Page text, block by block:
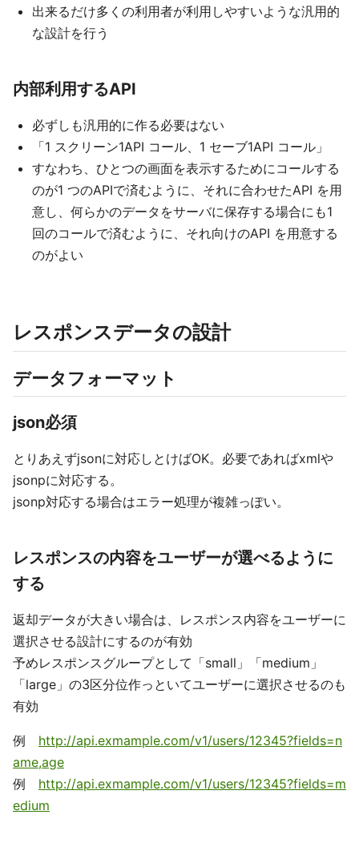
出来るだけ多くの利用者が利用しやすいような汎用的
な設計を行う
内部利用するAPI
必ずしも汎用的に作る必要はない
「1 スクリーン1API コール、1 セーブ1API コール」
すなわち、ひとつの画面を表示するためにコールする
のが1 つのAPIで済むように、それに合わせたAPI を用
意し、何らかのデータをサーバに保存する場合にも1
回のコールで済むように、それ向けのAPI を用意する
のがよい
レスポンスデータの設計
データフォーマット
json必須
とりあえずjsonに対応しとけばOK。必要であればxmlや
jsonpに対応する。
jsonp対応する場合はエラー処理が複雑っぽい。
レスポンスの内容をユーザーが選べるように
する
返却データが大きい場合は、レスポンス内容をユーザーに
選択させる設計にするのが有効
予めレスポンスグループとして「small」「medium」
「large」の3区分位作っといてユーザーに選択させるのも
有効
例 http://api.exmample.com/v1/users/12345?fields=n
ame,age
例 http://api.exmample.com/v1/users/12345?fields=m
edium